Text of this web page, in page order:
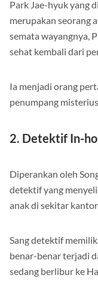
Park Jae-hyuk yang
merupakan seorang
semata wayangnya,
sehat kembali dari
Ia menjadi orang
penumpang
2. Detektif In-ho
Diperankan oleh
detektif yang
anak di sekitar kantor
Sang detektif
benar-benar terjadi
sedang berlibur ke